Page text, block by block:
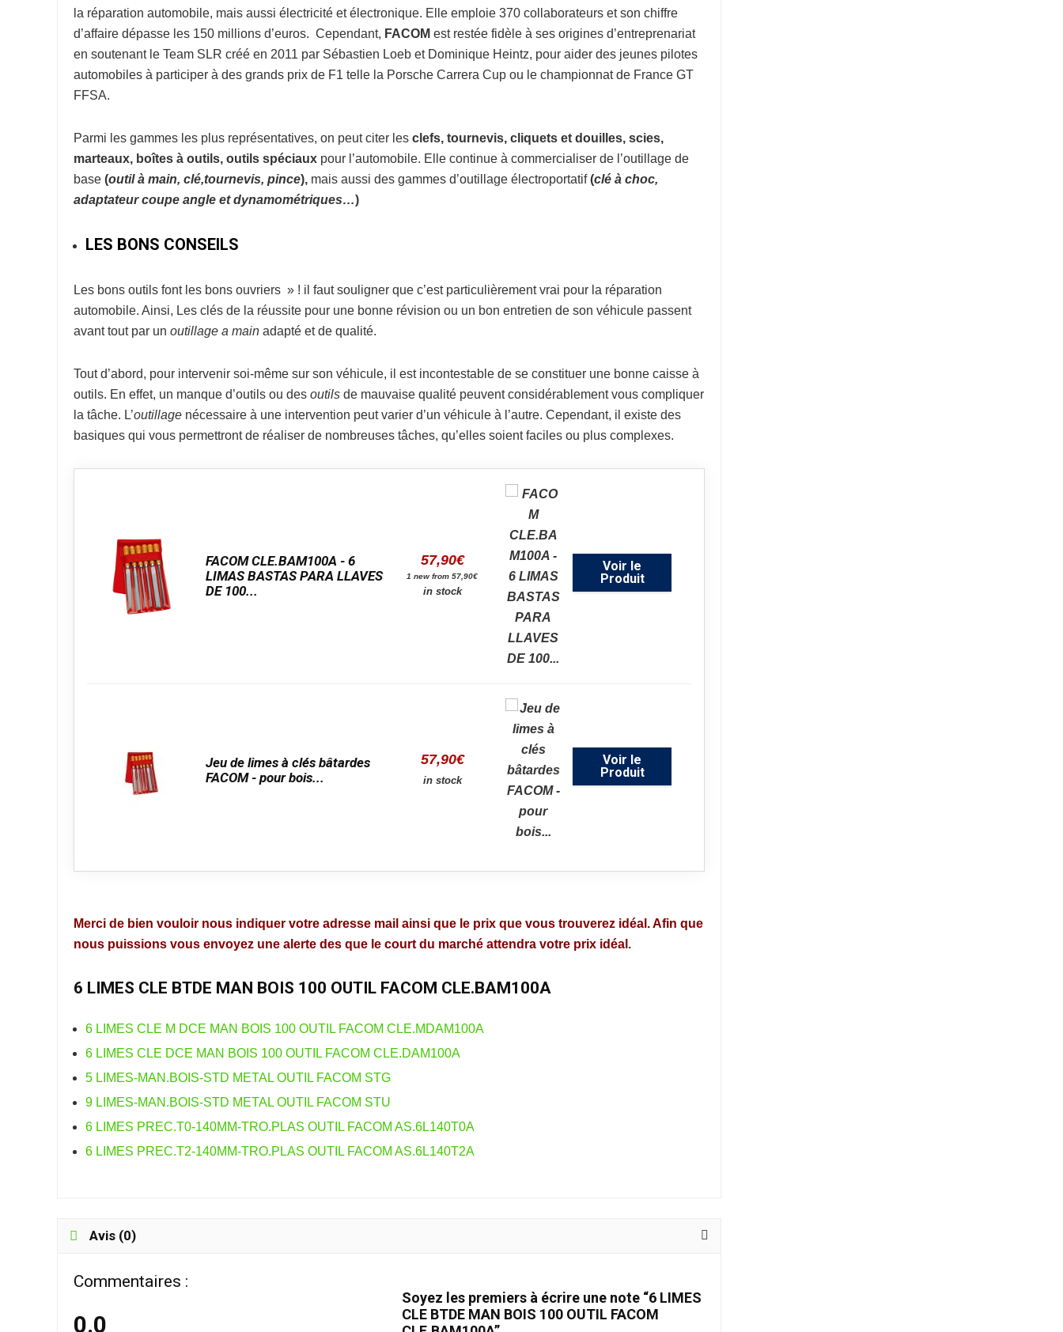
la réparation automobile, mais aussi électricité et électronique. Elle emploie 370 collaborateurs et son chiffre
d’affaire dépasse les 150 millions d’euros. Cependant, FACOM est restée fidèle à ses origines d’entreprenariat
en soutenant le Team SLR créé en 2011 par Sébastien Loeb et Dominique Heintz, pour aider des jeunes pilotes
automobiles à participer à des grands prix de F1 telle la Porsche Carrera Cup ou le championnat de France GT
FFSA.
Parmi les gammes les plus représentatives, on peut citer les clefs, tournevis, cliquets et douilles, scies,
marteaux, boîtes à outils, outils spéciaux pour l’automobile. Elle continue à commercialiser de l’outillage de
base (outil à main, clé,tournevis, pince), mais aussi des gammes d’outillage électroportatif (clé à choc,
adaptateur coupe angle et dynamométriques…)
LES BONS CONSEILS
Les bons outils font les bons ouvriers » ! il faut souligner que c’est particulièrement vrai pour la réparation
automobile. Ainsi, Les clés de la réussite pour une bonne révision ou un bon entretien de son véhicule passent
avant tout par un outillage a main adapté et de qualité.
Tout d’abord, pour intervenir soi-même sur son véhicule, il est incontestable de se constituer une bonne caisse à
outils. En effet, un manque d’outils ou des outils de mauvaise qualité peuvent considérablement vous compliquer
la tâche. L’outillage nécessaire à une intervention peut varier d’un véhicule à l’autre. Cependant, il existe des
basiques qui vous permettront de réaliser de nombreuses tâches, qu’elles soient faciles ou plus complexes.
FACOM CLE.BAM100A - 6
LIMAS BASTAS PARA LLAVES
DE 100...
57,90€
1 new from 57,90€
in stock
Voir le
Produit
Jeu de limes à clés bâtardes
FACOM - pour bois...
57,90€
in stock
Voir le
Produit
Merci de bien vouloir nous indiquer votre adresse mail ainsi que le prix que vous trouverez idéal. Afin que
nous puissions vous envoyez une alerte des que le court du marché attendra votre prix idéal.
6 LIMES CLE BTDE MAN BOIS 100 OUTIL FACOM CLE.BAM100A
6 LIMES CLE M DCE MAN BOIS 100 OUTIL FACOM CLE.MDAM100A
6 LIMES CLE DCE MAN BOIS 100 OUTIL FACOM CLE.DAM100A
5 LIMES-MAN.BOIS-STD METAL OUTIL FACOM STG
9 LIMES-MAN.BOIS-STD METAL OUTIL FACOM STU
6 LIMES PREC.T0-140MM-TRO.PLAS OUTIL FACOM AS.6L140T0A
6 LIMES PREC.T2-140MM-TRO.PLAS OUTIL FACOM AS.6L140T2A
Avis (0)
Commentaires :
0.0
Soyez les premiers à écrire une note “6 LIMES
CLE BTDE MAN BOIS 100 OUTIL FACOM